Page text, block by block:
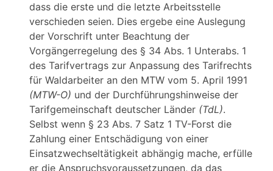
dass die erste und die letzte Arbeitsstelle
verschieden seien. Dies ergebe eine Auslegung
der Vorschrift unter Beachtung der
Vorgängerregelung des § 34 Abs. 1 Unterabs. 1
des Tarifvertrags zur Anpassung des Tarifrechts
für Waldarbeiter an den MTW vom 5. April 1991
(MTW-O) und der Durchführungshinweise der
Tarifgemeinschaft deutscher Länder (TdL).
Selbst wenn § 23 Abs. 7 Satz 1 TV-Forst die
Zahlung einer Entschädigung von einer
Einsatzwechseltätigkeit abhängig mache, erfülle
er die Anspruchsvoraussetzungen, da das